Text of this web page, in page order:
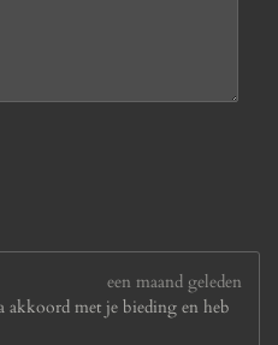
een maand geleden
met je bieding en heb